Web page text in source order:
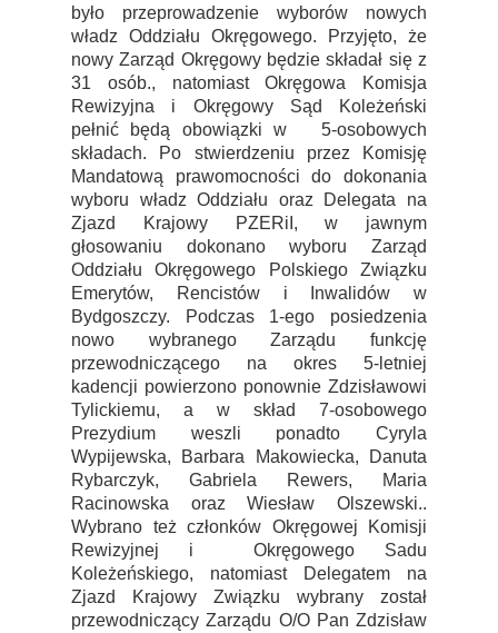
było przeprowadzenie wyborów nowych
władz Oddziału Okręgowego. Przyjęto, że
nowy Zarząd Okręgowy będzie składał się z
31 osób., natomiast Okręgowa Komisja
Rewizyjna i Okręgowy Sąd Koleżeński
pełnić będą obowiązki w 5-osobowych
składach. Po stwierdzeniu przez Komisję
Mandatową prawomocności do dokonania
wyboru władz Oddziału oraz Delegata na
Zjazd Krajowy PZERiI, w jawnym
głosowaniu dokonano wyboru Zarząd
Oddziału Okręgowego Polskiego Związku
Emerytów, Rencistów i Inwalidów w
Bydgoszczy. Podczas 1-ego posiedzenia
nowo wybranego Zarządu funkcję
przewodniczącego na okres 5-letniej
kadencji powierzono ponownie Zdzisławowi
Tylickiemu, a w skład 7-osobowego
Prezydium weszli ponadto Cyryla
Wypijewska, Barbara Makowiecka, Danuta
Rybarczyk, Gabriela Rewers, Maria
Racinowska oraz Wiesław Olszewski..
Wybrano też członków Okręgowej Komisji
Rewizyjnej i Okręgowego Sadu
Koleżeńskiego, natomiast Delegatem na
Zjazd Krajowy Związku wybrany został
przewodniczący Zarządu O/O Pan Zdzisław